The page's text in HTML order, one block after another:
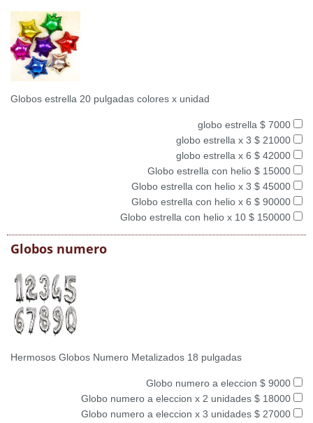
Globos estrella 20 pulgadas colores x unidad
globo estrella $ 7000
globo estrella x 3 $ 21000
globo estrella x 6 $ 42000
Globo estrella con helio $ 15000
Globo estrella con helio x 3 $ 45000
Globo estrella con helio x 6 $ 90000
Globo estrella con helio x 10 $ 150000
Globos numero
Hermosos Globos Numero Metalizados 18 pulgadas
Globo numero a eleccion $ 9000
Globo numero a eleccion x 2 unidades $ 18000
Globo numero a eleccion x 3 unidades $ 27000